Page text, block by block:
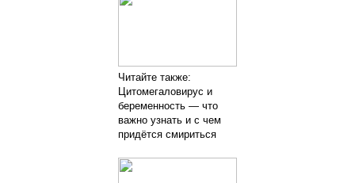
Читайте также:
Цитомегаловирус и
беременность — что
важно узнать и с чем
придётся смириться